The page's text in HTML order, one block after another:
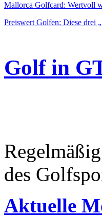
Mallorca Golfcard: Wertvoll
Preiswert Golfen: Diese drei
Golf in
des
Aktuelle